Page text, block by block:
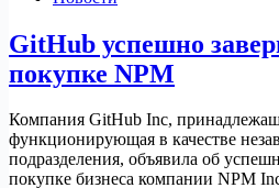
GitHub успешно
покупке NPM
Компания GitHub Inc,
функционирующая в качестве
подразделения, объявила об
покупке бизнеса компании NPM